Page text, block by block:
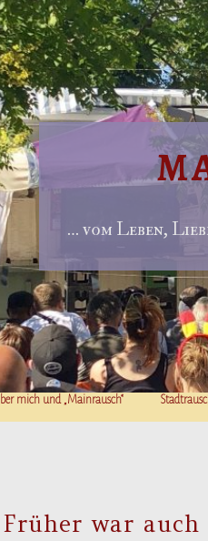
… vom Leben,
mich und „Mainrausch“
war